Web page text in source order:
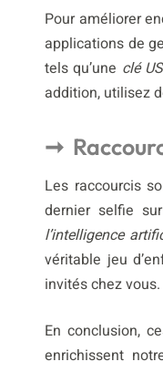
Pour améliorer
applications de
tels qu’une clé
addition, utilisez
Les raccourcis
dernier selfie
l’intelligence
véritable jeu
invités chez vous.
En conclusion,
enrichissent